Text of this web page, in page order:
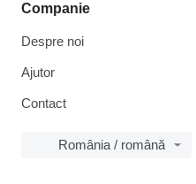
Companie
Despre noi
Ajutor
Contact
România / română